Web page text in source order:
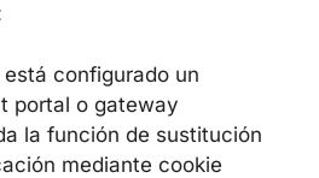
simultáneamente
configurado un
portal o gateway
la función de sustitución